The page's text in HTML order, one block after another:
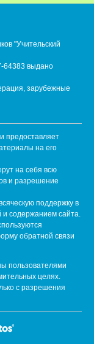
"Учительский
64383 выдано
зарубежные
предоставляет
на его
на себя всю
и разрешение
поддержку в
содержанием сайта.
обратной связи
пользователями
целях.
с разрешения